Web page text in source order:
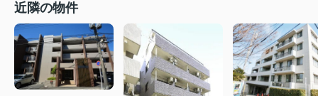
近隣の物件